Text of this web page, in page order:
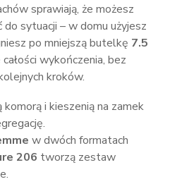
sprawiają, że możesz
sytuacji – w domu użyjesz
po mniejszą butelkę 7.5
wykończenia, bez
kroków.
komorą i kieszenią na zamek
w dwóch formatach
206 tworzą zestaw